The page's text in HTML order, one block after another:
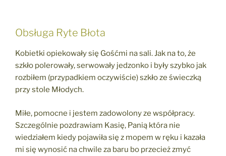
Obsługa Ryte Błota
Kobietki opiekowały się Gośćmi na sali. Jak na to, że
szkło polerowały, serwowały jedzonko i były szybko jak
rozbiłem (przypadkiem oczywiście) szkło ze świeczką
przy stole Młodych.
Miłe, pomocne i jestem zadowolony ze współpracy.
Szczególnie pozdrawiam Kasię, Panią która nie
wiedziałem kiedy pojawiła się z mopem w ręku i kazała
mi się wynosić na chwile za baru bo przecież zmyć